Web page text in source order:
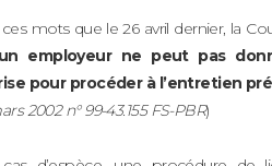
ces mots que le 26 avril dernier, la
un employeur ne peut pas
pour procéder à l’entretien
2002 n° 99-43.155 FS-PBR)